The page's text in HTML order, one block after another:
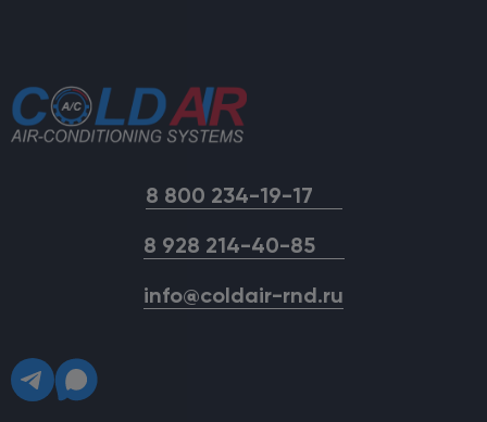
8 800 234-19-17
8 928 214-40-85
info@coldair-rnd.ru